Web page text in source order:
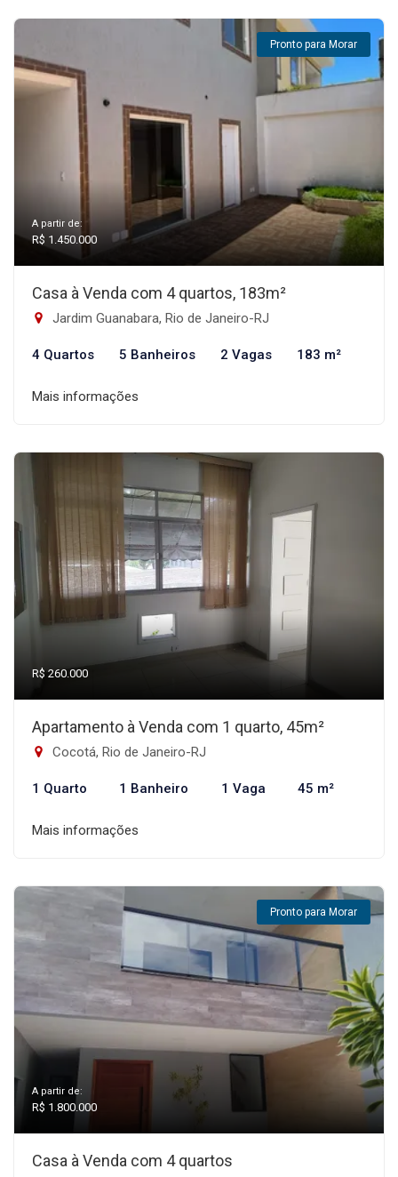
Pronto para Morar
A partir de:
R$ 1.450.000
Casa à Venda com 4 quartos, 183m²
Jardim Guanabara, Rio de Janeiro-RJ
4 Quartos 5 Banheiros 2 Vagas 183 m²
Mais informações
R$ 260.000
Apartamento à Venda com 1 quarto, 45m²
Cocotá, Rio de Janeiro-RJ
1 Quarto 1 Banheiro 1 Vaga 45 m²
Mais informações
Pronto para Morar
A partir de:
R$ 1.800.000
Casa à Venda com 4 quartos